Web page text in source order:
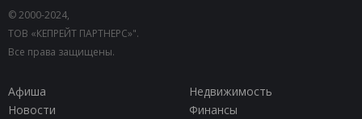
© 2000-2024,
ТОВ «КЕПРЕЙТ ПАРТНЕРС»".
Все права защищены.
Афиша
Недвижимость
Новости
Финансы